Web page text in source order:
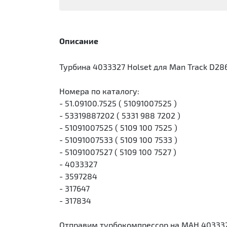
Описание
Турбина 4033327 Holset для Man Track
Номера по каталогу:
- 51.09100.7525 ( 51091007525 )
- 53319887202 ( 5331 988 7202 )
- 51091007525 ( 5109 100 7525 )
- 51091007533 ( 5109 100 7533 )
- 51091007527 ( 5109 100 7527 )
- 4033327
- 3597284
- 317647
- 317834
Отправим турбокомпрессор на МАН